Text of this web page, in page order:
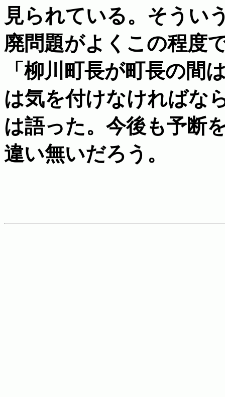
見られている。そうい
廃問題がよくこの程度
「柳川町長が町長の間
は気を付けなければな
は語った。今後も予断
違い無いだろう。